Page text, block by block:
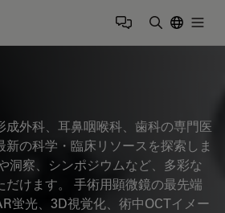
成外科、耳鼻咽喉科、歯科の専門医
の科学・臨床リソースを探索しま
洞察、シンポジウムなど、多彩な
だけます。 手術用顕微鏡の最先端
蛍光、3D視覚化、術中OCTイメー